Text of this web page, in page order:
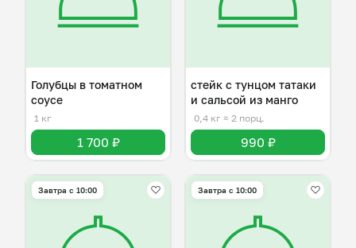
Голубцы в томатном
соусе
1 кг
1 700 ₽
стейк с тунцом татаки
и сальсой из манго
0,4 кг ≈ 2 порц.
990 ₽
Завтра c 10:00 Завтра c 10:00